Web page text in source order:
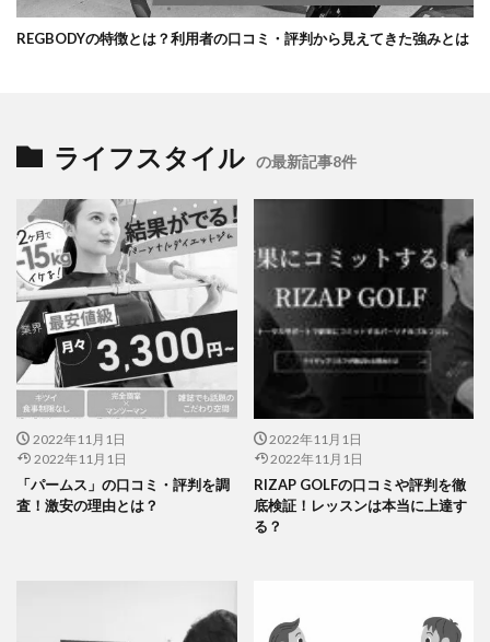
REGBODYの特徴とは？利用者の口コミ・評判から見えてきた強みとは
ライフスタイル の最新記事8件
2022年11月1日
2022年11月1日
「パームス」の口コミ・評判を調
査！激安の理由とは？
2022年11月1日
2022年11月1日
RIZAP GOLFの口コミや評判を徹
底検証！レッスンは本当に上達す
る？